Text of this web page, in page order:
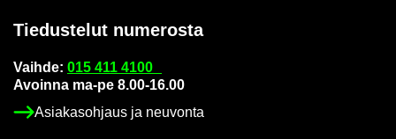
Tie­dus­te­lut nu­me­ros­ta
Vaih­de: 015 411 4100
Avoin­na ma-pe 8.00-16.00
Asia­kas­oh­jaus ja neu­von­ta